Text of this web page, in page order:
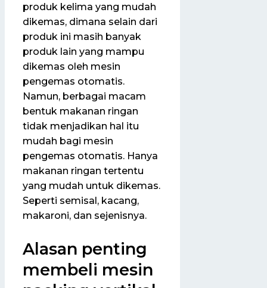
produk kelima yang mudah
dikemas, dimana selain dari
produk ini masih banyak
produk lain yang mampu
dikemas oleh mesin
pengemas otomatis.
Namun, berbagai macam
bentuk makanan ringan
tidak menjadikan hal itu
mudah bagi mesin
pengemas otomatis. Hanya
makanan ringan tertentu
yang mudah untuk dikemas.
Seperti semisal, kacang,
makaroni, dan sejenisnya.
Alasan penting
membeli mesin